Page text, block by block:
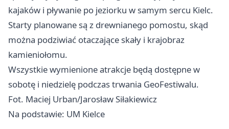
kajaków i pływanie po jeziorku w samym sercu Kielc.
Starty planowane są z drewnianego pomostu, skąd
można podziwiać otaczające skały i krajobraz
kamieniołomu.
Wszystkie wymienione atrakcje będą dostępne w
sobotę i niedzielę podczas trwania GeoFestiwalu.
Fot. Maciej Urban/Jarosław Siłakiewicz
Na podstawie: UM Kielce